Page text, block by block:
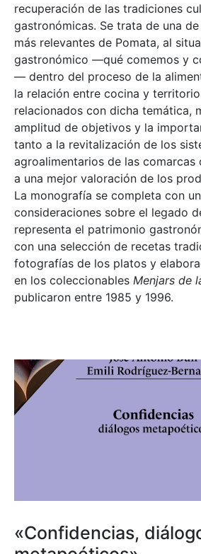
recuperación de las tradiciones
gastronómicas. Se trata de una
más relevantes de Pomata, al
gastronómico —qué comemos y
— dentro del proceso de la
la relación entre cocina y
relacionados con dicha temática,
amplitud de objetivos y la
tanto a la revitalización de los
agroalimentarios de las comarcas
a una mejor valoración de los
La monografía se completa con
consideraciones sobre el legado
representa el patrimonio
con una selección de recetas
fotografías de los platos y
en los coleccionables Menjars de
publicaron entre 1985 y 1996.
«Confidencias,